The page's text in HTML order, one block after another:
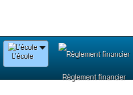
L'école
Règlement financier